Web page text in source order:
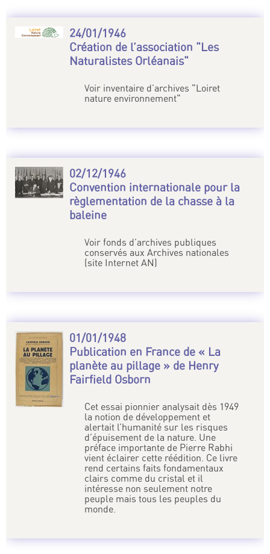
24/01/1946
Création de l’association "Les
Naturalistes Orléanais"
Voir inventaire d’archives "Loiret
nature environnement"
02/12/1946
Convention internationale pour la
règlementation de la chasse à la
baleine
Voir fonds d’archives publiques
conservés aux Archives nationales
(site Internet AN)
01/01/1948
Publication en France de « La
planète au pillage » de Henry
Fairfield Osborn
Cet essai pionnier analysait dès 1949
la notion de développement et
alertait l’humanité sur les risques
d’épuisement de la nature. Une
préface importante de Pierre Rabhi
vient éclairer cette réédition. Ce livre
rend certains faits fondamentaux
clairs comme du cristal et il
intéresse non seulement notre
peuple mais tous les peuples du
monde.